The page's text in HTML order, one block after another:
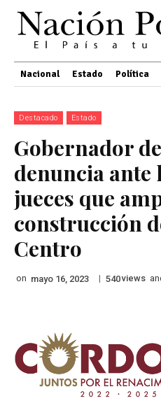
Nacional Estado Política
Destacado Estado
Gobernador
denuncia ante
jueces que
construcción
Centro
on mayo 16, 2023 | 540views